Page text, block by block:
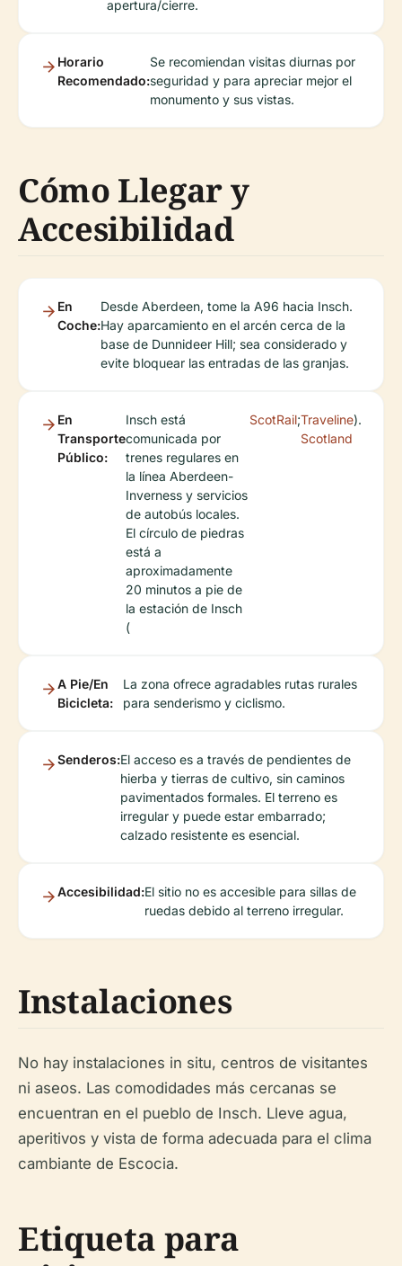
apertura/cierre.
Horario
Recomendado:
Se recomiendan visitas diurnas por
seguridad y para apreciar mejor el
monumento y sus vistas.
Cómo Llegar y
Accesibilidad
En
Coche:
Desde Aberdeen, tome la A96 hacia Insch.
Hay aparcamiento en el arcén cerca de la
base de Dunnideer Hill; sea considerado y
evite bloquear las entradas de las granjas.
En
Transporte
Público:
Insch está
comunicada por
trenes regulares en
la línea Aberdeen-
Inverness y servicios
de autobús locales.
El círculo de piedras
está a
aproximadamente
20 minutos a pie de
la estación de Insch
(
ScotRail;Traveline
Scotland
).
A Pie/En
Bicicleta:
La zona ofrece agradables rutas rurales
para senderismo y ciclismo.
Senderos:El acceso es a través de pendientes de
hierba y tierras de cultivo, sin caminos
pavimentados formales. El terreno es
irregular y puede estar embarrado;
calzado resistente es esencial.
Accesibilidad:El sitio no es accesible para sillas de
ruedas debido al terreno irregular.
Instalaciones
No hay instalaciones in situ, centros de visitantes
ni aseos. Las comodidades más cercanas se
encuentran en el pueblo de Insch. Lleve agua,
aperitivos y vista de forma adecuada para el clima
cambiante de Escocia.
Etiqueta para